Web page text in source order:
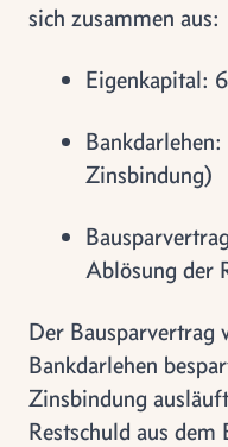
sich zusammen aus:
Eigenkapital:
Zinsbindung)
Ablösung der
Der Bausparvertrag
Bankdarlehen
Zinsbindung
Restschuld aus